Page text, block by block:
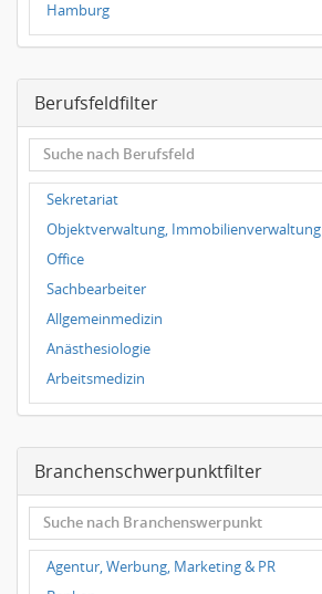
Hamburg
Frankfurt
Magdeburg
Leipzig
Dortmund
Wuppertal
Hallbergmoos
Würzburg
Grünwald
Ulm
Bielefeld
Hannover
Duisburg
Berufsfeldfilter
Sekretariat
Objektverwaltung, Immobilienverwaltung
Office
Sachbearbeiter
Allgemeinmedizin
Anästhesiologie
Arbeitsmedizin
Augenheilkunde
Frauenheilkunde, Geburtshilfe
Hals-Nasen-Ohrenheilkunde
Hautkrankheiten, Geschlechtskrankheiten
Hygienemedizin, Umweltmedizin
Innere Medizin
Branchenschwerpunktfilter
Agentur, Werbung, Marketing & PR